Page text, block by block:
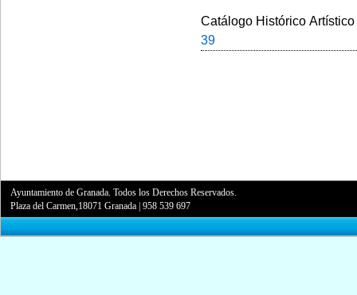
Catálogo Histórico
39
Ayuntamiento de Granada. Todos los Derechos Reservados.
Plaza del Carmen,18071 Granada |958 539 697